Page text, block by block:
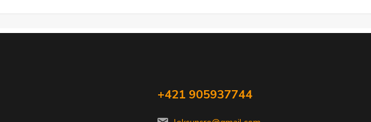
+421 905937744